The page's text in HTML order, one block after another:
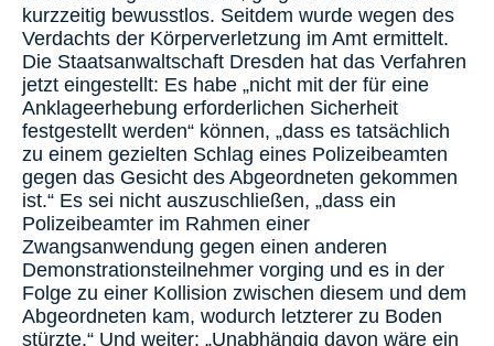
kurzzeitig bewusstlos. Seitdem wurde wegen des
Verdachts der Körperverletzung im Amt ermittelt.
Die Staatsanwaltschaft Dresden hat das Verfahren
jetzt eingestellt: Es habe „nicht mit der für eine
Anklageerhebung erforderlichen Sicherheit
festgestellt werden“ können, „dass es tatsächlich
zu einem gezielten Schlag eines Polizeibeamten
gegen das Gesicht des Abgeordneten gekommen
ist.“ Es sei nicht auszuschließen, „dass ein
Polizeibeamter im Rahmen einer
Zwangsanwendung gegen einen anderen
Demonstrationsteilnehmer vorging und es in der
Folge zu einer Kollision zwischen diesem und dem
Abgeordneten kam, wodurch letzterer zu Boden
stürzte.“ Und weiter: „Unabhängig davon wäre ein